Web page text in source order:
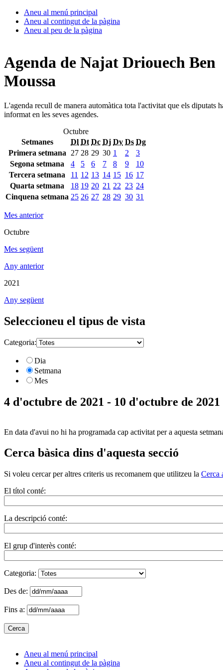
Aneu al menú principal
Aneu al contingut de la pàgina
Aneu al peu de la pàgina
Agenda de Najat Driouech Ben
Moussa
L'agenda recull de manera automàtica tota l'activitat que els diputats
informat en les seves agendes.
Octubre
Setmanes
Dl Dt Dc Dj Dv Ds Dg
Primera setmana
27 28 29 30 1 2
3
Segona setmana
4 5 6 7 8 9
10
Tercera setmana
11 12 13 14 15 16 17
Quarta setmana
18 19 20 21 22 23 24
Cinquena setmana 25 26 27 28 29 30 31
Mes anterior
Octubre
Mes següent
Any anterior
2021
Any següent
Seleccioneu el tipus de vista
Categoria:
Dia
Setmana
Mes
4 d'octubre de 2021 - 10 d'octubre de 2021
En data d'avui no hi ha programada cap activitat per a aquesta
Cerca bàsica dins d'aquesta secció
Si voleu cercar per altres criteris us recomanem que utilitzeu la Cerca
El títol conté:
La descripció conté:
El grup d'interès conté:
Categoria:
Des de:
Fins a:
Aneu al menú principal
Aneu al contingut de la pàgina